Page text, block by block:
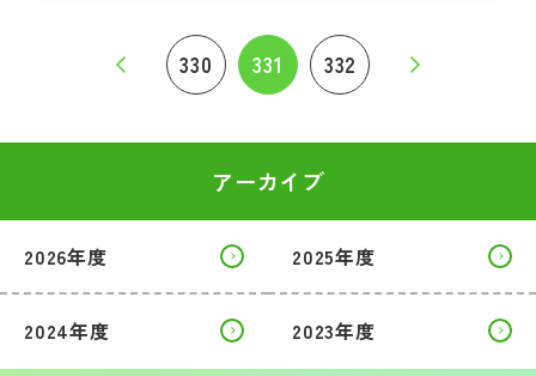
330 331 332
アーカイブ
2026年度 2025年度
2024年度 2023年度